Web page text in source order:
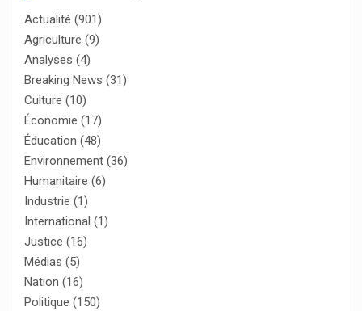
Actualité (901)
Agriculture (9)
Analyses (4)
Breaking News (31)
Culture (10)
Économie (17)
Éducation (48)
Environnement (36)
Humanitaire (6)
Industrie (1)
International (1)
Justice (16)
Médias (5)
Nation (16)
Politique (150)